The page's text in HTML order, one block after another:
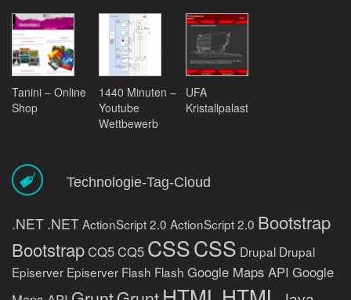
Tanini – Online
Shop
1440 Minuten –
Youtube
Wettbewerb
UFA
Kristallpalast
Technologie-Tag-Cloud
.NET .NETActionScript 2.0 ActionScript 2.0 Bootstrap
BootstrapCQ5CQ5 CSSCSS Drupal Drupal
Episerver Episerver Flash Flash Google Maps API Google